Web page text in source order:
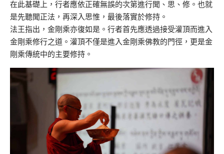
在此基礎上，行者應依正確無誤的次第進行聞、思、修。也就
是先聽聞正法，再深入思惟，最後落實於修持。
法王指出，金剛乘亦復如是。行者首先應透過接受灌頂而進入
金剛乘修行之道。灌頂不僅是進入金剛乘佛教的門徑，更是金
剛乘傳統中的主要修持。